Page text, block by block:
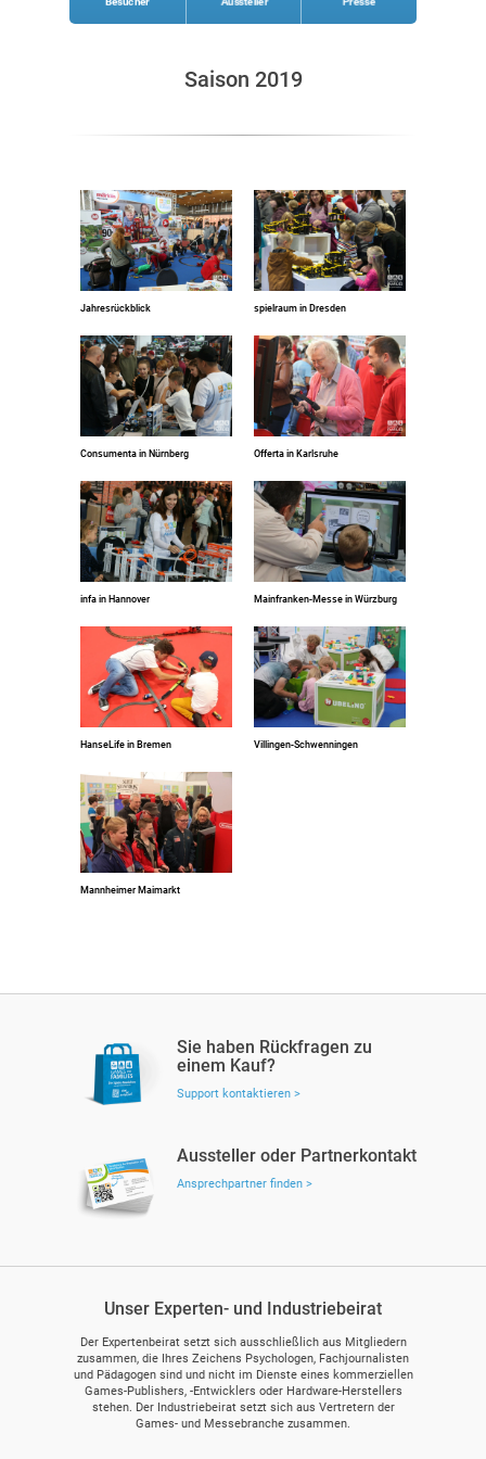
Saison 2019
Jahresrückblick spielraum in Dresden
Consumenta in Nürnberg Offerta in Karlsruhe
infa in Hannover Mainfranken-Messe in Würzburg
HanseLife in Bremen Villingen-Schwenningen
Mannheimer Maimarkt
Sie haben Rückfragen zu
einem Kauf?
Support kontaktieren >
Aussteller oder Partnerkontakt
Ansprechpartner finden >
Unser Experten- und Industriebeirat
Der Expertenbeirat setzt sich ausschließlich aus Mitgliedern
zusammen, die Ihres Zeichens Psychologen, Fachjournalisten
und Pädagogen sind und nicht im Dienste eines kommerziellen
Games-Publishers, -Entwicklers oder Hardware-Herstellers
stehen. Der Industriebeirat setzt sich aus Vertretern der
Games- und Messebranche zusammen.